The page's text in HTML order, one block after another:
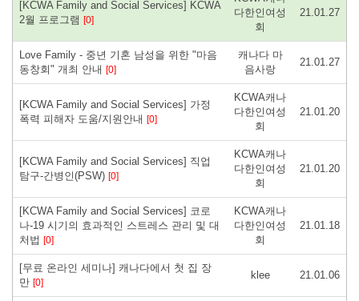
[KCWA Family and Social Services] KCWA
2월 프로그램 [0]
다한인여성
회
21.01.27
Love Family - 중년 기혼 남성을 위한 "마음
동창회" 개최 안내 [0]
캐나다 마
음사랑
21.01.27
[KCWA Family and Social Services] 가정
폭력 피해자 도움/지원안내 [0]
KCWA캐나
다한인여성
회
21.01.20
[KCWA Family and Social Services] 직업
탐구-간병인(PSW) [0]
KCWA캐나
다한인여성
회
21.01.20
[KCWA Family and Social Services] 코로
나-19 시기의 효과적인 스트레스 관리 및 대
처법 [0]
KCWA캐나
다한인여성
회
21.01.18
[무료 온라인 세미나] 캐나다에서 첫 집 장
만 [0]
klee 21.01.06